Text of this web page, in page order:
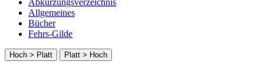
Abkürzungsverzeichnis
Allgemeines
Bücher
Fehrs-Gilde
Hoch > Platt Platt > Hoch